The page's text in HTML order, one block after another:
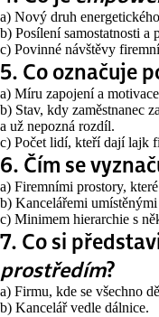
a) Nový druh
b) Posílení samostatnosti a
c) Povinné návštěvy
5. Co označuje
a) Míru zapojení a
b) Stav, kdy zaměstnanec
a už nepozná rozdíl.
c) Počet lidí, kteří dají lajk
6. Čím se
a) Firemními prostory,
b) Kancelářemi
c) Minimem hierarchie s
7. Co si
prostředím?
a) Firmu, kde se všechno
b) Kancelář vedle dálnice.